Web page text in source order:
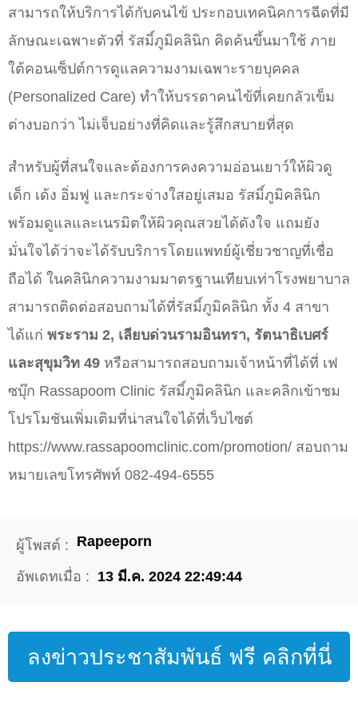
สามารถให้บริการได้กับคนไข้ ประกอบเทคนิคการฉีดที่มี
ลักษณะเฉพาะตัวที่ รัสมิ์ภูมิคลินิก คิดค้นขึ้นมาใช้ ภาย
ใต้คอนเซ็ปต์การดูแลความงามเฉพาะรายบุคคล
(Personalized Care) ทำให้บรรดาคนไข้ที่เคยกลัวเข็ม
ต่างบอกว่า ไม่เจ็บอย่างที่คิดและรู้สึกสบายที่สุด
สำหรับผู้ที่สนใจและต้องการคงความอ่อนเยาว์ให้ผิวดู
เด็ก เด้ง อิ่มฟู และกระจ่างใสอยู่เสมอ รัสมิ์ภูมิคลินิก
พร้อมดูแลและเนรมิตให้ผิวคุณสวยได้ดังใจ แถมยัง
มั่นใจได้ว่าจะได้รับบริการโดยแพทย์ผู้เชี่ยวชาญที่เชื่อ
ถือได้ ในคลินิกความงามมาตรฐานเทียบเท่าโรงพยาบาล
สามารถติดต่อสอบถามได้ที่รัสมิ์ภูมิคลินิก ทั้ง 4 สาขา
ได้แก่ พระราม 2, เลียบด่วนรามอินทรา, รัตนาธิเบศร์
และสุขุมวิท 49 หรือสามารถสอบถามเจ้าหน้าที่ได้ที่ เฟ
ซบุ๊ก Rassapoom Clinic รัสมิ์ภูมิคลินิก และคลิกเข้าชม
โปรโมชันเพิ่มเติมที่น่าสนใจได้ที่เว็บไซต์
https://www.rassapoomclinic.com/promotion/ สอบถาม
หมายเลขโทรศัพท์ 082-494-6555
ผู้โพสต์ : Rapeeporn
อัพเดทเมื่อ : 13 มี.ค. 2024 22:49:44
ลงข่าวประชาสัมพันธ์ ฟรี คลิกที่นี่